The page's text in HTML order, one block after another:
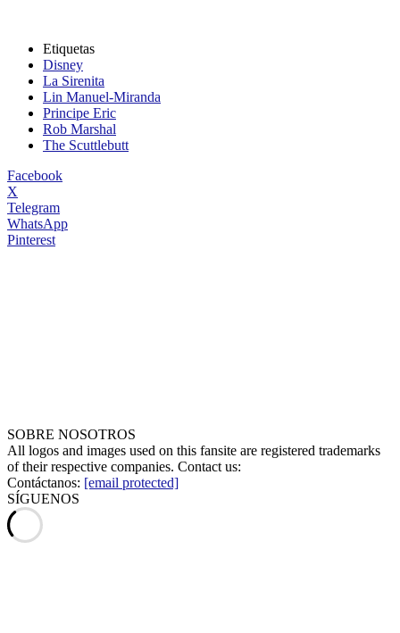
Etiquetas
Disney
La Sirenita
Lin Manuel-Miranda
Principe Eric
Rob Marshal
The Scuttlebutt
Facebook
X
Telegram
WhatsApp
Pinterest
SOBRE NOSOTROS
All logos and images used on this fansite are registered trademarks
of their respective companies. Contact us:
Contáctanos: [email protected]
SÍGUENOS